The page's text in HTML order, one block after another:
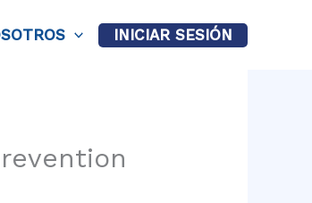
INICIAR SESIÓN